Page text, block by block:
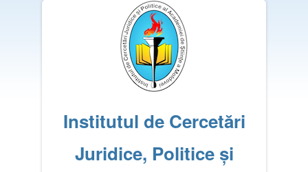
Institutul de Cercetări
Juridice, Politice și